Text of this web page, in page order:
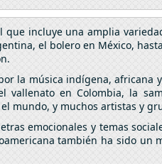
incluye una amplia
el bolero en México,
la música indígena,
en Colombia, la
mundo, y muchos artistas y
emocionales y temas
también ha sido